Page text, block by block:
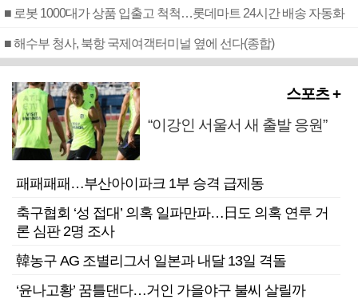
■ 로봇 1000대가 상품 입출고 척척…롯데마트 24시간 배송 자동화
■ 해수부 청사, 북항 국제여객터미널 옆에 선다(종합)
스포츠 +
“이강인 서울서 새 출발 응원”
패패패패…부산아이파크 1부 승격 급제동
축구협회 ‘성 접대’ 의혹 일파만파…日도 의혹 연루 거
론 심판 2명 조사
韓농구 AG 조별리그서 일본과 내달 13일 격돌
‘윤나고황’ 꿈틀댄다…거인 가을야구 불씨 살릴까